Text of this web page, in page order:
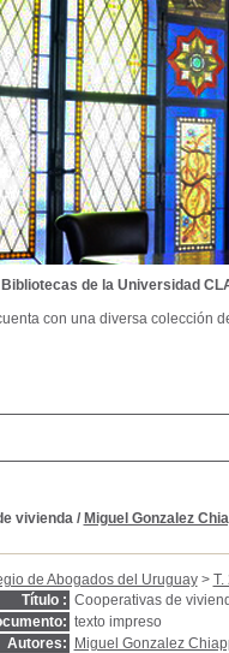
vivienda/ Miguel Gonzalez
de Abogados del Uruguay> T.
Título : Cooperativas de
texto impreso
Autores:
Miguel Gonzalez
de la Universidad
con una diversa colección